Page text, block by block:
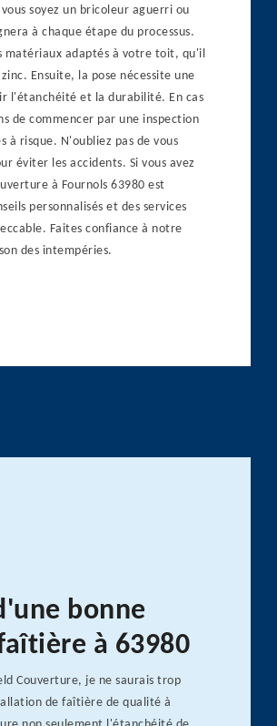
soyez un bricoleur aguerri ou
à chaque étape du processus.
matériaux adaptés à votre toit, qu'il
Ensuite, la pose nécessite une
l'étanchéité et la durabilité. En cas
de commencer par une inspection
à risque. N'oubliez pas de vous
éviter les accidents. Si vous avez
à Fournols 63980 est
personnalisés et des services
Faites confiance à notre
des intempéries.
bonne
à 63980
Couverture, je ne saurais trop
de faîtière de qualité à